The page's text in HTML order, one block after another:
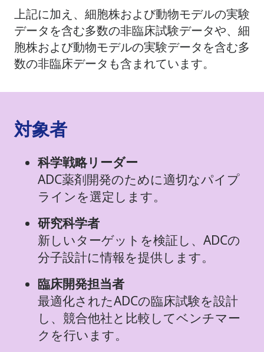
上記に加え、細胞株および動物モデルの実験
データを含む多数の非臨床試験データや、細
胞株および動物モデルの実験データを含む多
数の非臨床データも含まれています。
対象者
科学戦略リーダー
ADC薬剤開発のために適切なパイプ
ラインを選定します。
研究科学者
新しいターゲットを検証し、ADCの
分子設計に情報を提供します。
臨床開発担当者
最適化されたADCの臨床試験を設計
し、競合他社と比較してベンチマー
クを行います。